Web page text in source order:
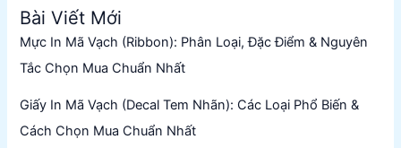
Bài Viết Mới
Mực In Mã Vạch (Ribbon): Phân Loại, Đặc Điểm & Nguyên
Tắc Chọn Mua Chuẩn Nhất
Giấy In Mã Vạch (Decal Tem Nhãn): Các Loại Phổ Biến &
Cách Chọn Mua Chuẩn Nhất